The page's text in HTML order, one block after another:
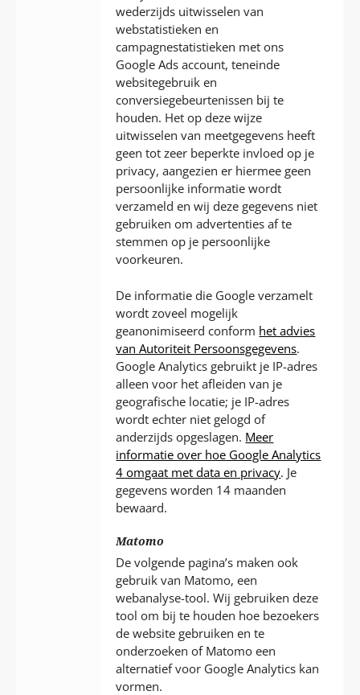
wederzijds uitwisselen van
webstatistieken en
campagnestatistieken met ons
Google Ads account, teneinde
websitegebruik en
conversiegebeurtenissen bij te
houden. Het op deze wijze
uitwisselen van meetgegevens heeft
geen tot zeer beperkte invloed op je
privacy, aangezien er hiermee geen
persoonlijke informatie wordt
verzameld en wij deze gegevens niet
gebruiken om advertenties af te
stemmen op je persoonlijke
voorkeuren.
De informatie die Google verzamelt
wordt zoveel mogelijk
geanonimiseerd conform het advies
van Autoriteit Persoonsgegevens.
Google Analytics gebruikt je IP-adres
alleen voor het afleiden van je
geografische locatie; je IP-adres
wordt echter niet gelogd of
anderzijds opgeslagen. Meer
informatie over hoe Google Analytics
4 omgaat met data en privacy. Je
gegevens worden 14 maanden
bewaard.
Matomo
De volgende pagina’s maken ook
gebruik van Matomo, een
webanalyse-tool. Wij gebruiken deze
tool om bij te houden hoe bezoekers
de website gebruiken en te
onderzoeken of Matomo een
alternatief voor Google Analytics kan
vormen.